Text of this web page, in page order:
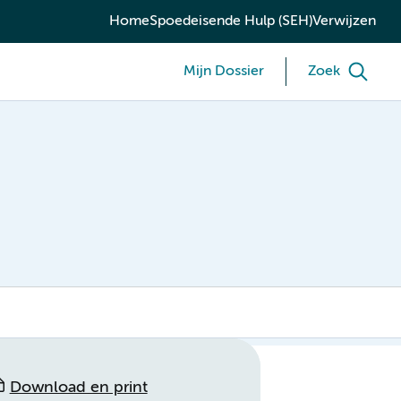
HomeSpoedeisende Hulp (SEH)Verwijzen
Mijn Dossier Zoek
Download en print